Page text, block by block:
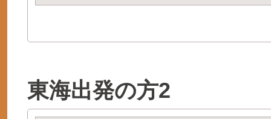
東海出発の方2